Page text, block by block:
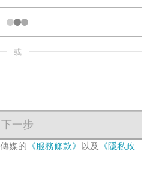
或
下一步
媒的 《服務條款》 以及 《隱私政